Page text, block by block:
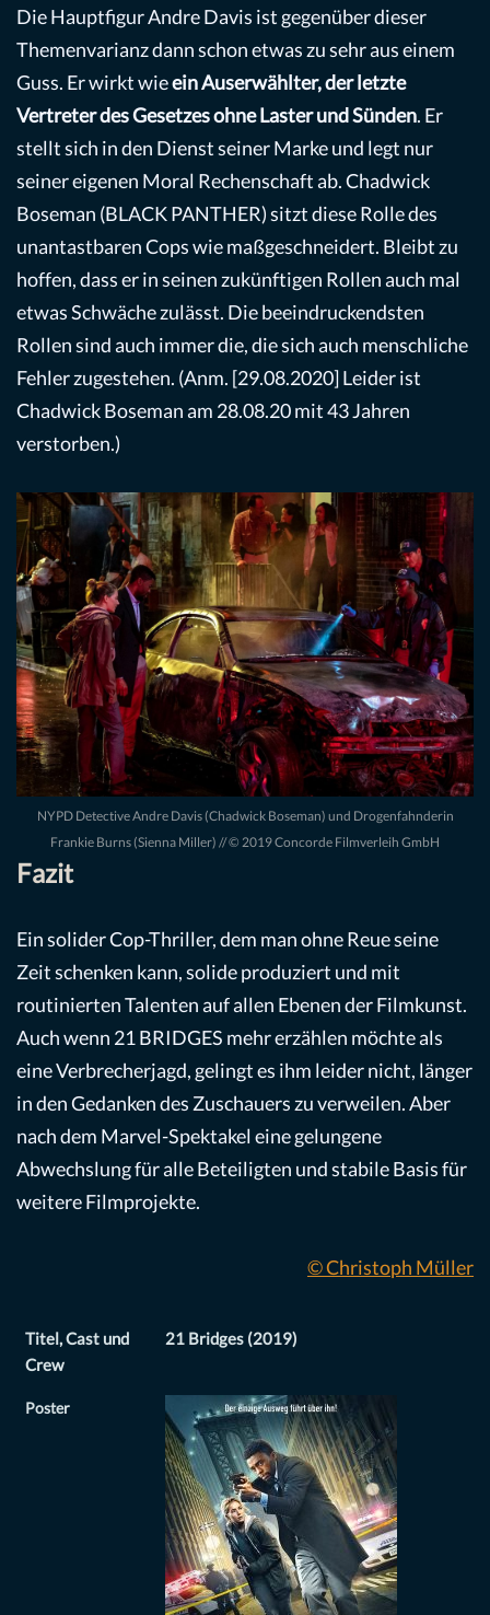
Die Hauptfigur Andre Davis ist gegenüber dieser
Themenvarianz dann schon etwas zu sehr aus einem
Guss. Er wirkt wieein Auserwählter, der letzte
Vertreter des Gesetzes ohne Laster und Sünden. Er
stellt sich in den Dienst seiner Marke und legt nur
seiner eigenen Moral Rechenschaft ab. Chadwick
Boseman (BLACK PANTHER) sitzt diese Rolle des
unantastbaren Cops wie maßgeschneidert. Bleibt zu
hoffen, dass er in seinen zukünftigen Rollen auch mal
etwas Schwäche zulässt. Die beeindruckendsten
Rollen sind auch immer die, die sich auch menschliche
Fehler zugestehen. (Anm. [29.08.2020] Leider ist
Chadwick Boseman am 28.08.20 mit 43 Jahren
verstorben.)
NYPD Detective Andre Davis (Chadwick Boseman) und Drogenfahnderin
Frankie Burns (Sienna Miller) // © 2019 Concorde Filmverleih GmbH
Fazit
Ein solider Cop-Thriller, dem man ohne Reue seine
Zeit schenken kann, solide produziert und mit
routinierten Talenten auf allen Ebenen der Filmkunst.
Auch wenn 21 BRIDGES mehr erzählen möchte als
eine Verbrecherjagd, gelingt es ihm leider nicht, länger
in den Gedanken des Zuschauers zu verweilen. Aber
nach dem Marvel-Spektakel eine gelungene
Abwechslung für alle Beteiligten und stabile Basis für
weitere Filmprojekte.
© Christoph Müller
Titel, Cast und
Crew
21 Bridges (2019)
Poster